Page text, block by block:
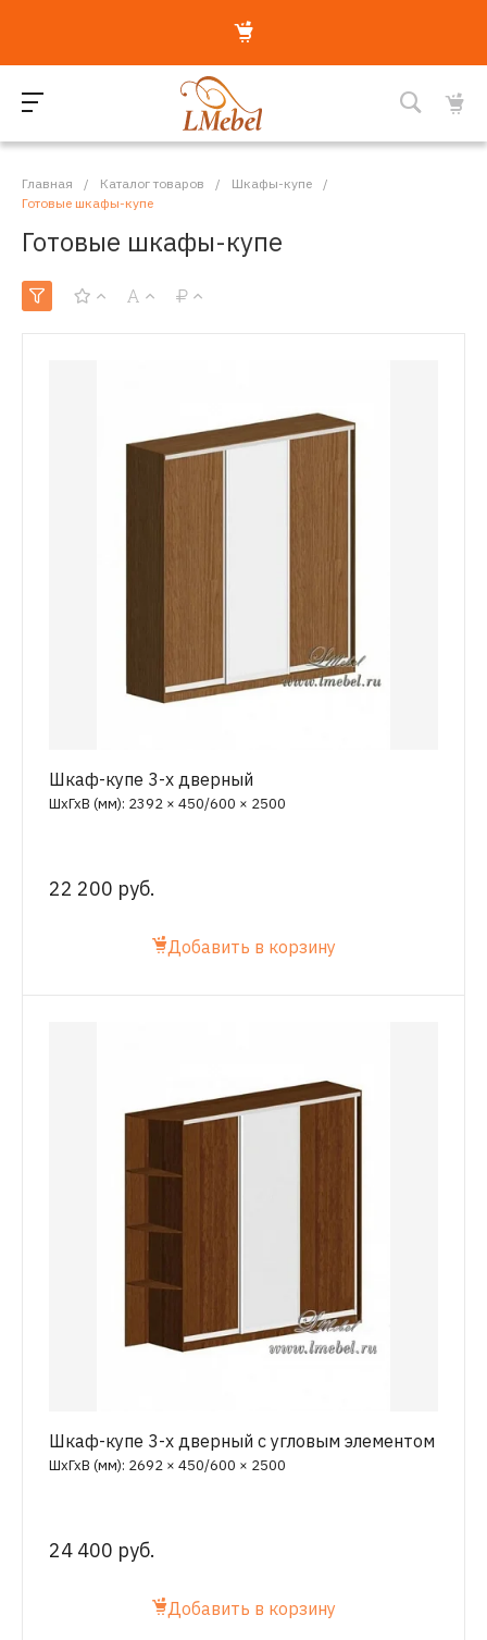
Главная / Каталог товаров / Шкафы-купе
/
Готовые шкафы-купе
Готовые шкафы-купе
Шкаф-купе 3-х дверный
ШхГхВ (мм): 2392 × 450/600 × 2500
22 200 руб.
Добавить в корзину
Шкаф-купе 3-х дверный с угловым элементом
ШхГхВ (мм): 2692 × 450/600 × 2500
24 400 руб.
Добавить в корзину